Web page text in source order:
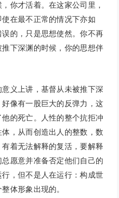
你才活着。在这家公司里，
在最不正常的情况下亦如
的，只是思想使然。你不再
下深渊的时候，你的思想伴
义上讲，基督从未被推下深
像有一股巨大的反弹力，这
的死亡。人性的整个抗拒冲
，从而创造出人的整数，数
着无法解释的复活，要解释
愿意并准备否定他们自己的
，但不是人在运行：构成世
体形象出现的。